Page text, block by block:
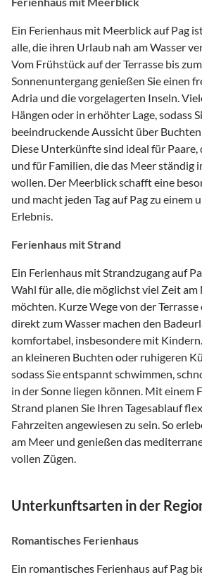
Ein Ferienhaus mit Meerblick auf Pag
alle, die ihren Urlaub nah am Wasser
Vom Frühstück auf der Terrasse bis
Sonnenuntergang genießen Sie einen
Adria und die vorgelagerten Inseln.
Hängen oder in erhöhter Lage, sodass
beeindruckende Aussicht über
Diese Unterkünfte sind ideal für Paare,
und für Familien, die das Meer ständig
wollen. Der Meerblick schafft eine
und macht jeden Tag auf Pag zu einem
Erlebnis.
Ferienhaus mit Strand
Ein Ferienhaus mit Strandzugang auf
Wahl für alle, die möglichst viel Zeit
möchten. Kurze Wege von der
direkt zum Wasser machen den
komfortabel, insbesondere mit
an kleineren Buchten oder ruhigeren
sodass Sie entspannt schwimmen,
in der Sonne liegen können. Mit einem
Strand planen Sie Ihren Tagesablauf
Fahrzeiten angewiesen zu sein. So
am Meer und genießen das
vollen Zügen.
Unterkunftsarten in der
Romantisches Ferienhaus
Ein romantisches Ferienhaus auf Pag